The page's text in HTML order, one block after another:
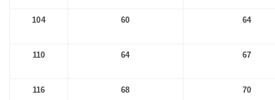
104 60 64
110 64 67
116 68 70